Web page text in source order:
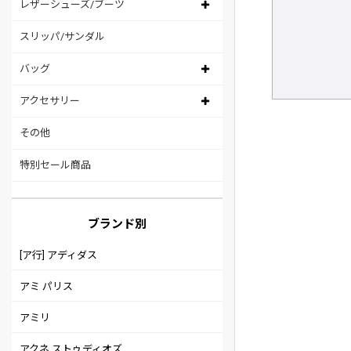
レザーシューズ/ブーツ
スリッパ/サンダル
バッグ
アクセサリー
その他
特別セール商品
ブランド別
[ア行] アディダス
アミ パリス
アミリ